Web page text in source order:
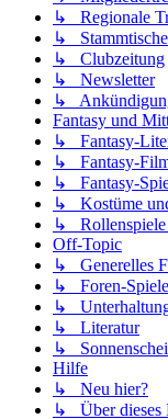
↳ Regionale
↳ Stammtische
↳ Clubzeitung
↳ Newsletter
↳
Fantasy und
↳ Fantasy-
↳ Fantasy-
↳ Fantasy-
↳ Kostüme
↳ Rollenspiele
Off-Topic
↳ Generelles
↳ Foren-Spiele
↳
↳ Literatur
↳
Hilfe
↳ Neu hier?
↳ Über dieses